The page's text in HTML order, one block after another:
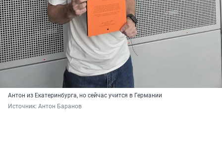
Антон из Екатеринбурга, но сейчас учится в Германии
Источник: Антон Баранов